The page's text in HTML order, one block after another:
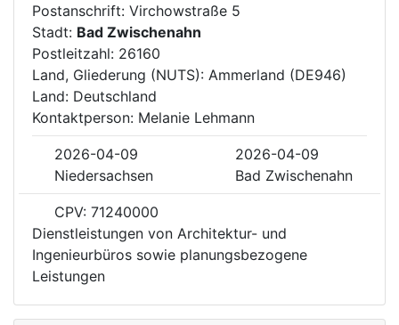
Postanschrift: Virchowstraße 5
Stadt: Bad Zwischenahn
Postleitzahl: 26160
Land, Gliederung (NUTS): Ammerland (DE946)
Land: Deutschland
Kontaktperson: Melanie Lehmann
2026-04-09
2026-04-09
Niedersachsen
Bad Zwischenahn
CPV: 71240000
Dienstleistungen von Architektur- und
Ingenieurbüros sowie planungsbezogene
Leistungen